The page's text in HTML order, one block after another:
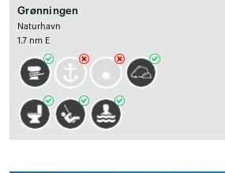
Grønningen
Naturhavn
1.7 nm E